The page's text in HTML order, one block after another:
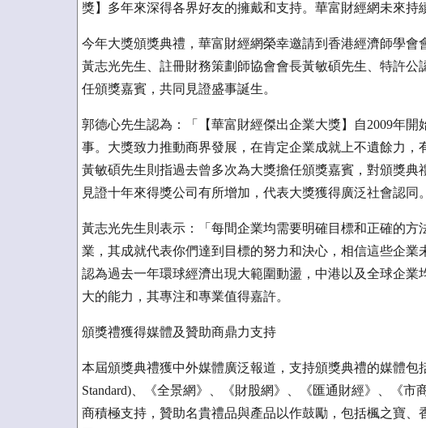
獎】多年來深得各界好友的擁戴和支持。華富財經網未來持
今年大獎頒獎典禮，華富財經網榮幸邀請到香港經濟師學
黃志光先生、註冊財務策劃師協會會長黃敏碩先生、特許
任頒獎嘉賓，共同見證盛事誕生。
郭德心先生認為：「【華富財經傑出企業大獎】自2009年
事。大獎致力推動商界發展，在肯定企業成就上不遺餘力，
黃敏碩先生則指過去曾多次為大獎擔任頒獎嘉賓，對頒獎
見證十年來得獎公司有所增加，代表大獎獲得廣泛社會認同。
黃志光先生則表示：「每間企業均需要明確目標和正確的方
業，其成就代表你們達到目標的努力和決心，相信這些企業
認為過去一年環球經濟出現大範圍動盪，中港以及全球企
大的能力，其專注和專業值得嘉許。
頒獎禮獲得媒體及贊助商鼎力支持
本屆頒獎典禮獲中外媒體廣泛報道，支持頒獎典禮的媒體包
Standard)、《全景網》、《財股網》、《匯通財經》、《
商積極支持，贊助名貴禮品與產品以作鼓勵，包括楓之寶